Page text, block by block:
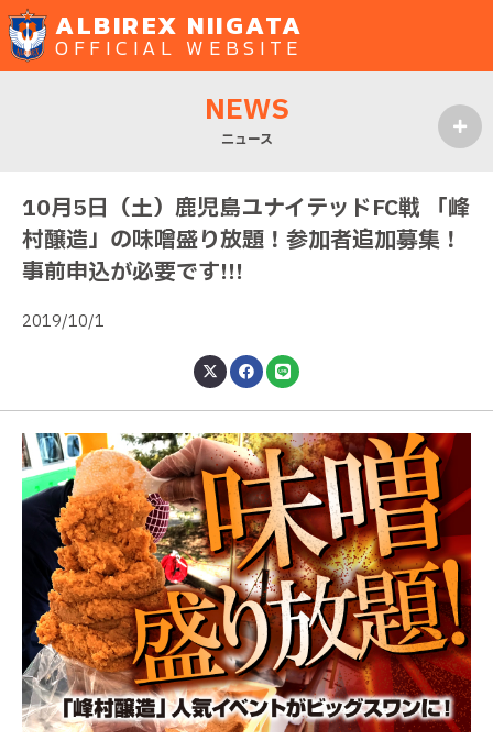
ALBIREX NIIGATA
OFFICIAL WEBSITE
NEWS
ニュース
10月5日（土）鹿児島ユナイテッドFC戦 「峰
村醸造」の味噌盛り放題！参加者追加募集！
事前申込が必要です!!!
2019/10/1